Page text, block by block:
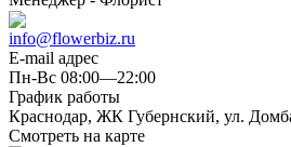
info@flowerbiz.ru
E-mail адрес
Пн-Вс 08:00—22:00
График работы
Краснодар, ЖК Губернский, ул.
Смотреть на карте